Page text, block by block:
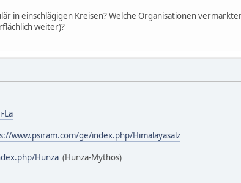
in einschlägigen Kreisen? Welche Organisationen
weiter)?
La
www.psiram.com/ge/index.php/Himalayasalz
Hunza (Hunza-Mythos)